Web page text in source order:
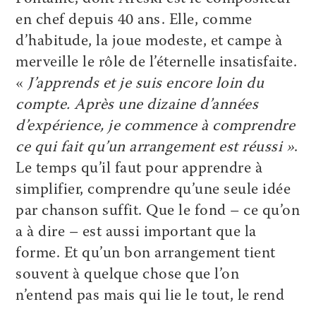
en chef depuis 40 ans. Elle, comme
d’habitude, la joue modeste, et campe à
merveille le rôle de l’éternelle insatisfaite.
« J’apprends et je suis encore loin du
compte. Après une dizaine d’années
d’expérience, je commence à comprendre
ce qui fait qu’un arrangement est réussi ».
Le temps qu’il faut pour apprendre à
simplifier, comprendre qu’une seule idée
par chanson suffit. Que le fond – ce qu’on
a à dire – est aussi important que la
forme. Et qu’un bon arrangement tient
souvent à quelque chose que l’on
n’entend pas mais qui lie le tout, le rend